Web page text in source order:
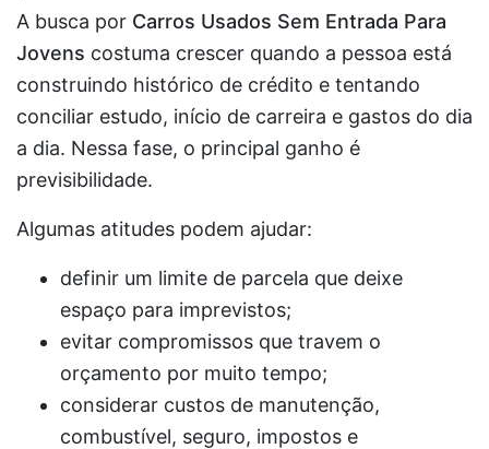
A busca por Carros Usados Sem Entrada Para
Jovens costuma crescer quando a pessoa está
construindo histórico de crédito e tentando
conciliar estudo, início de carreira e gastos do dia
a dia. Nessa fase, o principal ganho é
previsibilidade.
Algumas atitudes podem ajudar:
definir um limite de parcela que deixe
espaço para imprevistos;
evitar compromissos que travem o
orçamento por muito tempo;
considerar custos de manutenção,
combustível, seguro, impostos e